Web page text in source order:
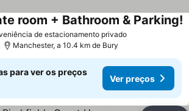
de estacionamento privado
room + Bathroom & Parking!
Manchester, a 10.4 km de Bury
para ver os preços
Ver preços